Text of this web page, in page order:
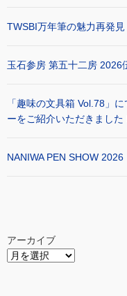
TWSBI万年筆の魅力再発見
玉石参房 第五十二房
「趣味の文具箱 Vol.78」
ーをご紹介いただきました
NANIWA PEN SHOW 2026
アーカイブ